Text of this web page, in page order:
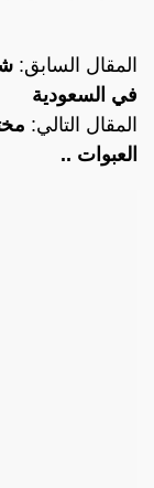
المقال السابق:
في السعودية
المقال التالي:
العبوات ..